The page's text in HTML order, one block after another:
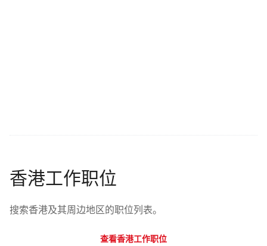
香港工作职位
搜索香港及其周边地区的职位列表。
查看香港工作职位